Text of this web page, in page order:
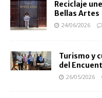
Reciclaje
Bellas Artes
24/06/2026
Turismo y
del
26/05/2026